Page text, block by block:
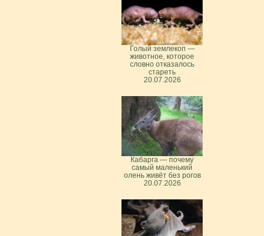
Голый землекоп —
животное, которое
словно отказалось
стареть
20.07.2026
Кабарга — почему
самый маленький
олень живёт без рогов
20.07.2026